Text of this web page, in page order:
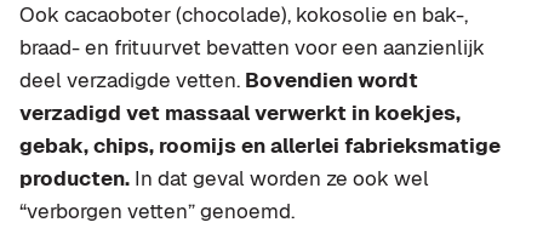
Ook cacaoboter (chocolade), kokosolie en bak-,
braad- en frituurvet bevatten voor een aanzienlijk
deel verzadigde vetten. Bovendien wordt
verzadigd vet massaal verwerkt in koekjes,
gebak, chips, roomijs en allerlei fabrieksmatige
producten. In dat geval worden ze ook wel
“verborgen vetten” genoemd.